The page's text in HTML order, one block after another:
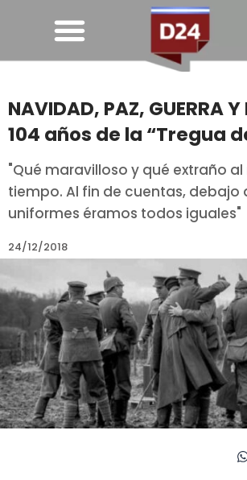
NAVIDAD, PAZ, GUERRA Y
104 años de la “Tregua
"Qué maravilloso y qué extraño
tiempo. Al fin de cuentas, debajo
uniformes éramos todos iguales"
24/12/2018